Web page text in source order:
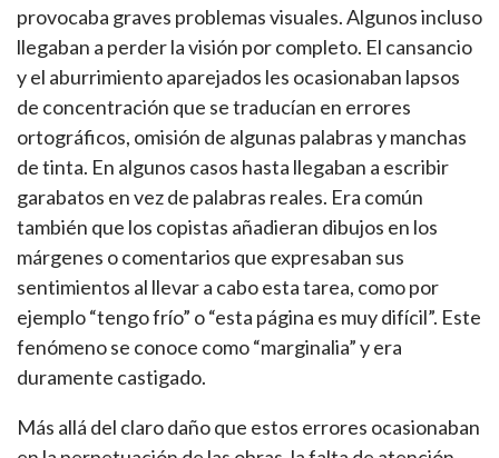
provocaba graves problemas visuales. Algunos incluso
llegaban a perder la visión por completo. El cansancio
y el aburrimiento aparejados les ocasionaban lapsos
de concentración que se traducían en errores
ortográficos, omisión de algunas palabras y manchas
de tinta. En algunos casos hasta llegaban a escribir
garabatos en vez de palabras reales. Era común
también que los copistas añadieran dibujos en los
márgenes o comentarios que expresaban sus
sentimientos al llevar a cabo esta tarea, como por
ejemplo “tengo frío” o “esta página es muy difícil”. Este
fenómeno se conoce como “marginalia” y era
duramente castigado.
Más allá del claro daño que estos errores ocasionaban